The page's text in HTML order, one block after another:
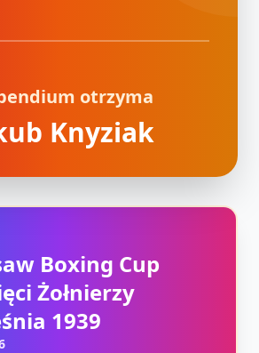
otrzyma
Knyziak
Boxing Cup
Żołnierzy
1939